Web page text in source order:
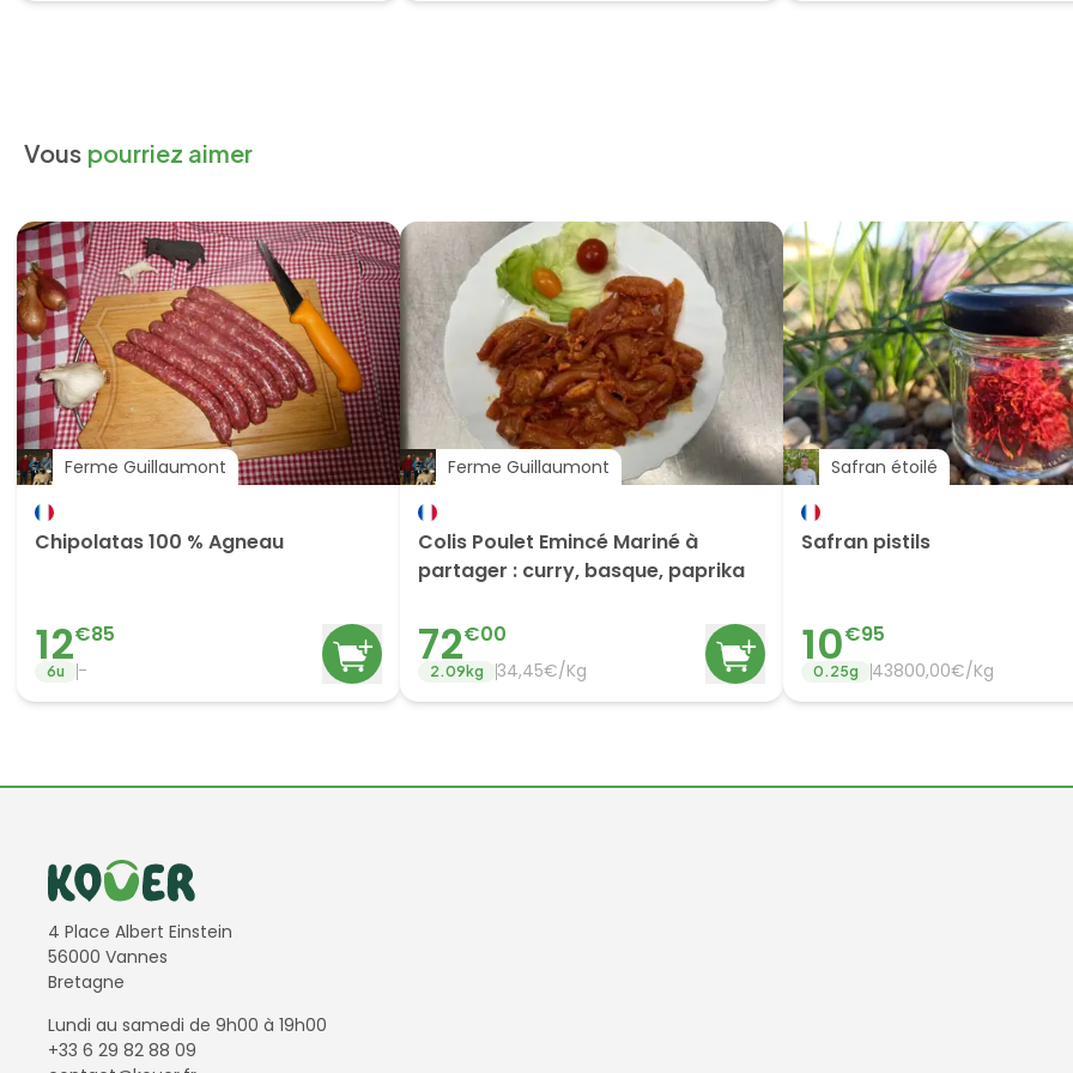
Vous pourriez aimer
Ferme Guillaumont
Chipolatas 100 % Agneau
12€85
6u -
Ferme Guillaumont
Colis Poulet Emincé Mariné à
partager : curry, basque, paprika
72€00
2.09kg 34,45€/Kg
Safran étoilé
Safran pistils
10€95
0.25g 43800,00€/Kg
Informations de contact
4 Place Albert Einstein
56000 Vannes
Bretagne
Lundi au samedi de 9h00 à 19h00
+33 6 29 82 88 09